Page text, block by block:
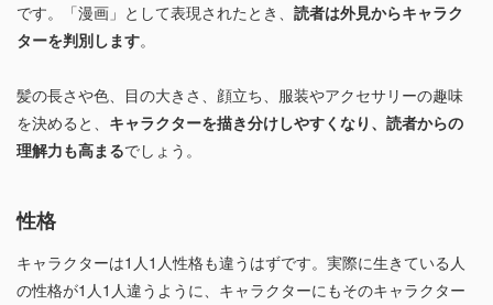
です。「漫画」として表現されたとき、 読者は外見からキャラク
ターを判別します。
髪の長さや色、目の大きさ、顔立ち、服装やアクセサリーの趣味
を決めると、 キャラクターを描き分けしやすくなり、読者からの
理解力も高まるでしょう。
性格
キャラクターは1人1人性格も違うはずです。実際に生きている人
の性格が1人1人違うように、キャラクターにもそのキャラクター